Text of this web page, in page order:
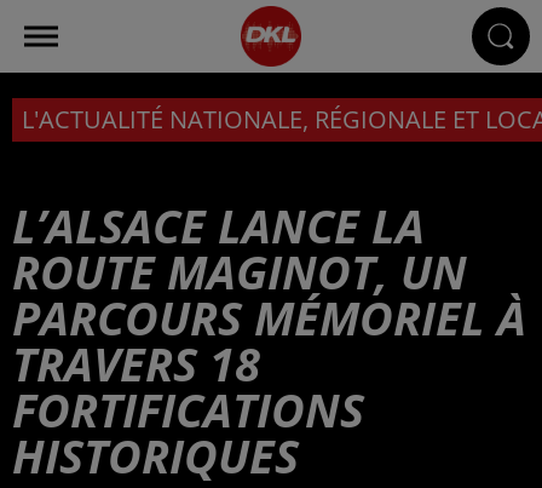
L'ACTUALITÉ NATIONALE, RÉGIONALE ET
L’ALSACE LANCE LA
ROUTE MAGINOT, UN
PARCOURS MÉMORIEL À
TRAVERS 18
FORTIFICATIONS
HISTORIQUES